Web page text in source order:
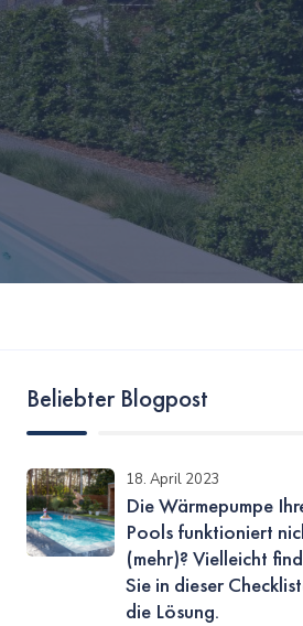
Beliebter Blogpost
18. April 2023
Die Wärmepumpe
Pools funktioniert
(mehr)? Vielleicht
Sie in dieser
die Lösung.